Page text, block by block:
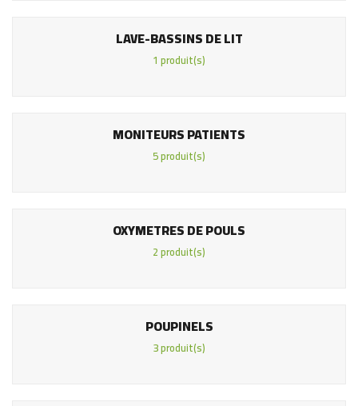
LAVE-BASSINS DE LIT
1 produit(s)
MONITEURS PATIENTS
5 produit(s)
OXYMETRES DE POULS
2 produit(s)
POUPINELS
3 produit(s)